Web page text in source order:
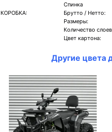
Спинка
КОРОБКА:
Брутто / Нетто:
Размеры:
Количество
Цвет картона:
Другие цвета